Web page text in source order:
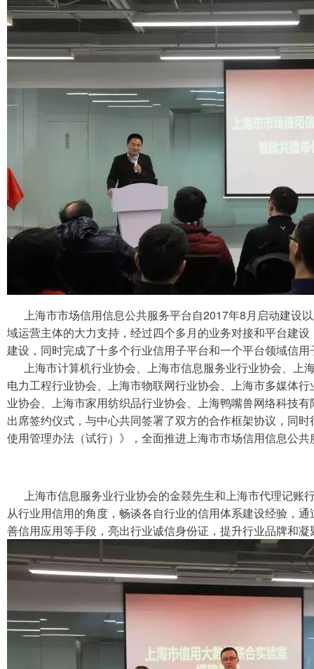
上海市市场信用信息公共服务平台自2017年8月启动建设
域运营主体的大力支持，经过四个多月的业务对接和平台建
建设，同时完成了十多个行业信用子平台和一个平台领域信
上海市计算机行业协会、上海市信息服务业行业协会、上
电力工程行业协会、上海市物联网行业协会、上海市多媒体
业协会、上海市家用纺织品行业协会、上海鸭嘴兽网络科技
出席签约仪式，与中心共同签署了双方的合作框架协议，同
使用管理办法（试行）》，全面推进上海市市场信用信息公
上海市信息服务业行业协会的金燚先生和上海市代理记账
从行业用信用的角度，畅谈各自行业的信用体系建设经验，
善信用应用等手段，亮出行业诚信身份证，提升行业品牌和